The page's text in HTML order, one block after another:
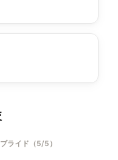
ライド （5/5 ）